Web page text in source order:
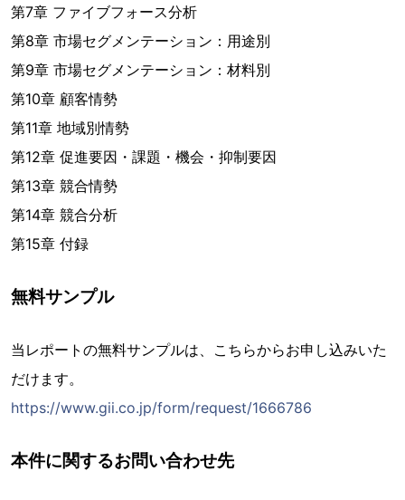
第7章 ファイブフォース分析
第8章 市場セグメンテーション：用途別
第9章 市場セグメンテーション：材料別
第10章 顧客情勢
第11章 地域別情勢
第12章 促進要因・課題・機会・抑制要因
第13章 競合情勢
第14章 競合分析
第15章 付録
無料サンプル
当レポートの無料サンプルは、こちらからお申し込みいた
だけます。
https://www.gii.co.jp/form/request/1666786
本件に関するお問い合わせ先